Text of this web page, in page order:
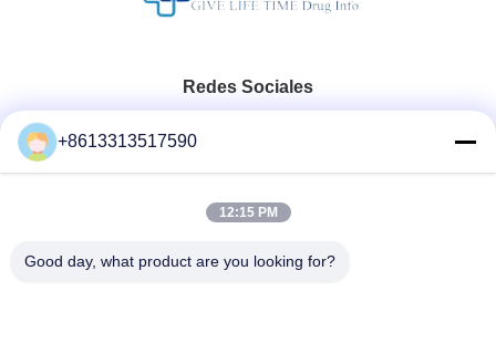
Redes Sociales
86--13313517590
+8613313517590
12:15 PM
Good day, what product are you looking for?